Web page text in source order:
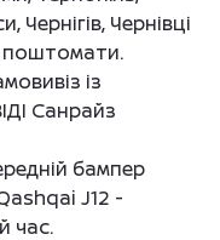
Чернігів, Чернівці
поштомати.
із
Санрайз
бампер
J12 -
час.